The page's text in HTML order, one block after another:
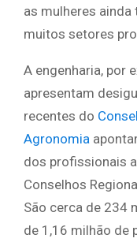
as mulheres
muitos setores
A engenharia, por
apresentam
recentes do
Agronomia
dos profissionais
Conselhos
São cerca de 234
de 1,16 milhão de